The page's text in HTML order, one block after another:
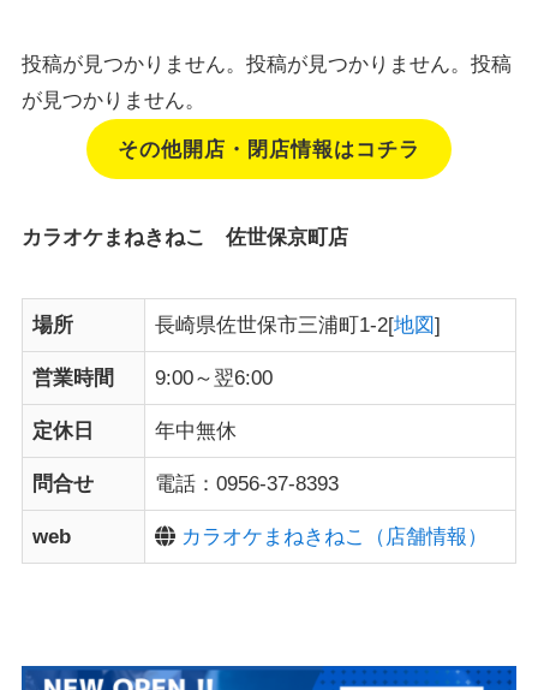
投稿が見つかりません。投稿が見つかりません。投稿
が見つかりません。
その他開店・閉店情報はコチラ
カラオケまねきねこ 佐世保京町店
場所 長崎県佐世保市三浦町1-2[地図]
営業時間 9:00～翌6:00
定休日 年中無休
問合せ 電話：0956-37-8393
web カラオケまねきねこ（店舗情報）